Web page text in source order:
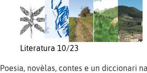
Literatura 10/23
Poesia, novèlas, contes e un diccionari